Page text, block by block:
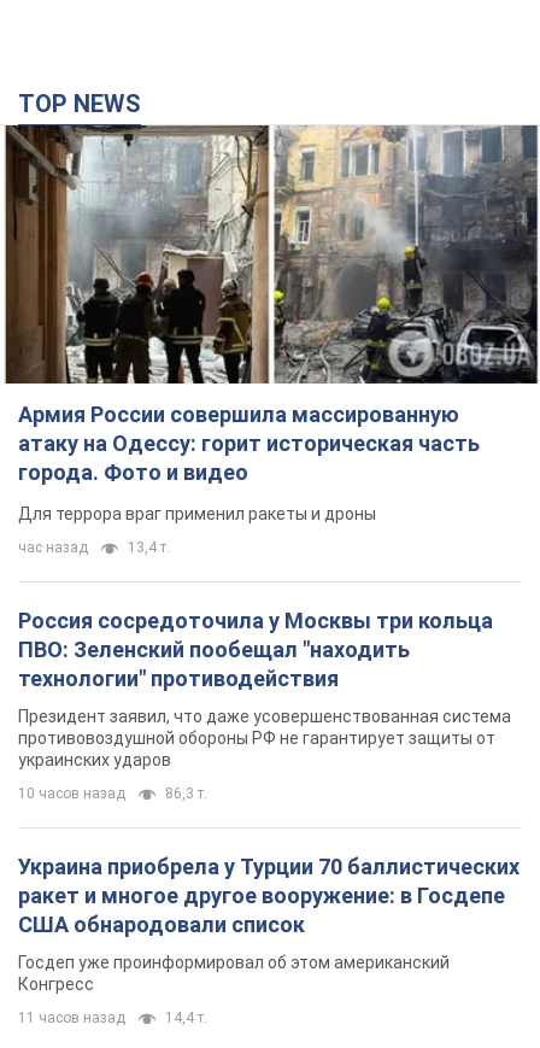
TOP NEWS
Армия России совершила массированную
атаку на Одессу: горит историческая часть
города. Фото и видео
Для террора враг применил ракеты и дроны
час назад 13,4 т.
Россия сосредоточила у Москвы три кольца
ПВО: Зеленский пообещал "находить
технологии" противодействия
Президент заявил, что даже усовершенствованная система
противовоздушной обороны РФ не гарантирует защиты от
украинских ударов
10 часов назад 86,3 т.
Украина приобрела у Турции 70 баллистических
ракет и многое другое вооружение: в Госдепе
США обнародовали список
Госдеп уже проинформировал об этом американский
Конгресс
11 часов назад 14,4 т.